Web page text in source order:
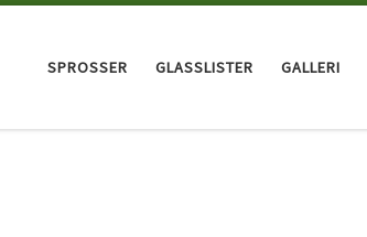
SPROSSER GLASSLISTER GALLERI